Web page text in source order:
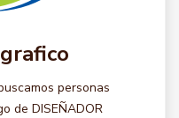
personas
de DISEÑADOR